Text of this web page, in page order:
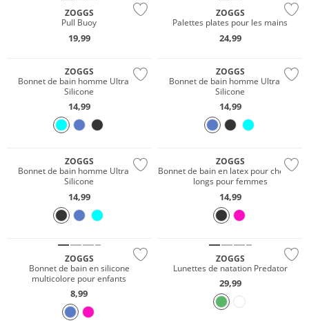
ZOGGS
Pull Buoy
19,99
ZOGGS
Palettes plates pour les mains
24,99
ZOGGS
Bonnet de bain homme Ultra Fit
Silicone
14,99
ZOGGS
Bonnet de bain homme Ultra Fit
Silicone
14,99
ZOGGS
Bonnet de bain homme Ultra Fit
Silicone
14,99
ZOGGS
Bonnet de bain en latex pour cheveux
longs pour femmes
14,99
Résistant à l'eau
ZOGGS
Bonnet de bain en silicone
multicolore pour enfants
8,99
ZOGGS
Lunettes de natation Predator
29,99